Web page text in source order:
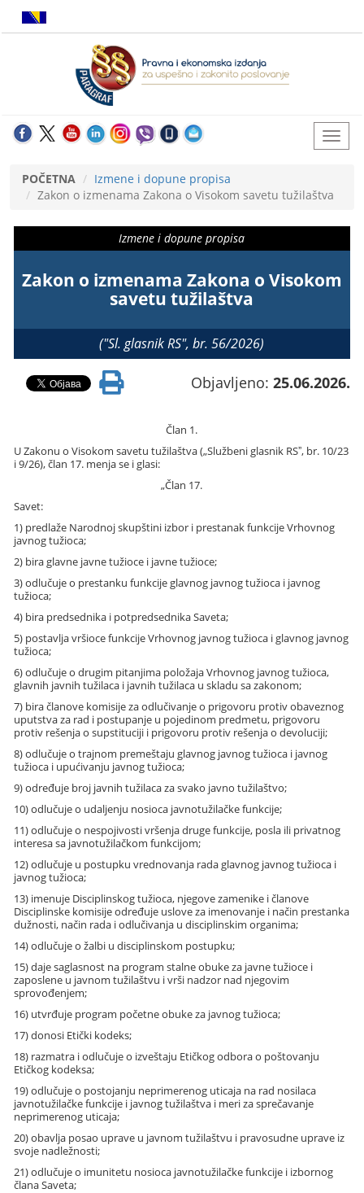
POČETNA
Izmene i dopune propisa
Zakon o izmenama Zakona o Visokom savetu tužilaštva
Izmene i dopune propisa
Zakon o izmenama Zakona o Visokom
savetu tužilaštva
("Sl. glasnik RS", br. 56/2026)
Objavljeno: 25.06.2026.
Član 1.
U Zakonu o Visokom savetu tužilaštva („Službeni glasnik RSˮ, br. 10/23
i 9/26), član 17. menja se i glasi:
„Član 17.
Savet:
1) predlaže Narodnoj skupštini izbor i prestanak funkcije Vrhovnog
javnog tužioca;
2) bira glavne javne tužioce i javne tužioce;
3) odlučuje o prestanku funkcije glavnog javnog tužioca i javnog
tužioca;
4) bira predsednika i potpredsednika Saveta;
5) postavlja vršioce funkcije Vrhovnog javnog tužioca i glavnog javnog
tužioca;
6) odlučuje o drugim pitanjima položaja Vrhovnog javnog tužioca,
glavnih javnih tužilaca i javnih tužilaca u skladu sa zakonom;
7) bira članove komisije za odlučivanje o prigovoru protiv obaveznog
uputstva za rad i postupanje u pojedinom predmetu, prigovoru
protiv rešenja o supstituciji i prigovoru protiv rešenja o devoluciji;
8) odlučuje o trajnom premeštaju glavnog javnog tužioca i javnog
tužioca i upućivanju javnog tužioca;
9) određuje broj javnih tužilaca za svako javno tužilaštvo;
10) odlučuje o udaljenju nosioca javnotužilačke funkcije;
11) odlučuje o nespojivosti vršenja druge funkcije, posla ili privatnog
interesa sa javnotužilačkom funkcijom;
12) odlučuje u postupku vrednovanja rada glavnog javnog tužioca i
javnog tužioca;
13) imenuje Disciplinskog tužioca, njegove zamenike i članove
Disciplinske komisije određuje uslove za imenovanje i način prestanka
dužnosti, način rada i odlučivanja u disciplinskim organima;
14) odlučuje o žalbi u disciplinskom postupku;
15) daje saglasnost na program stalne obuke za javne tužioce i
zaposlene u javnom tužilaštvu i vrši nadzor nad njegovim
sprovođenjem;
16) utvrđuje program početne obuke za javnog tužioca;
17) donosi Etički kodeks;
18) razmatra i odlučuje o izveštaju Etičkog odbora o poštovanju
Etičkog kodeksa;
19) odlučuje o postojanju neprimerenog uticaja na rad nosilaca
javnotužilačke funkcije i javnog tužilaštva i meri za sprečavanje
neprimerenog uticaja;
20) obavlja posao uprave u javnom tužilaštvu i pravosudne uprave iz
svoje nadležnosti;
21) odlučuje o imunitetu nosioca javnotužilačke funkcije i izbornog
člana Saveta;